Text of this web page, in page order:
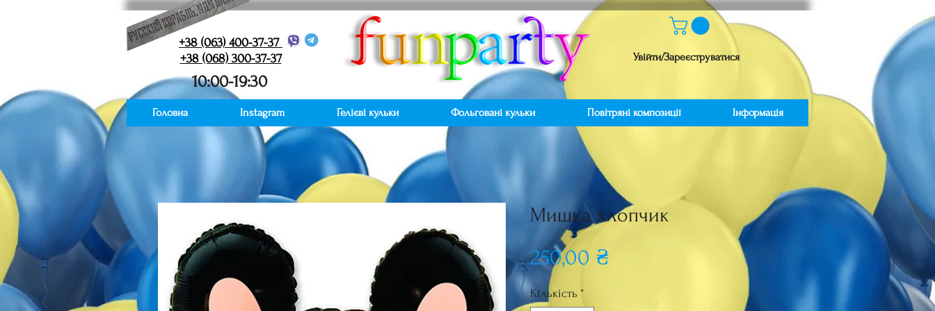
+38 (063) 400-37-37
+38 (068) 300-37-37
10:00-19:30
Увійти/Зареєструватися
Мишка хлопчик
250,00 ₴Ціна
Кількість *
Головна Instagram Гелієві кульки Фольговані кульки Повітряні композиції Інформація